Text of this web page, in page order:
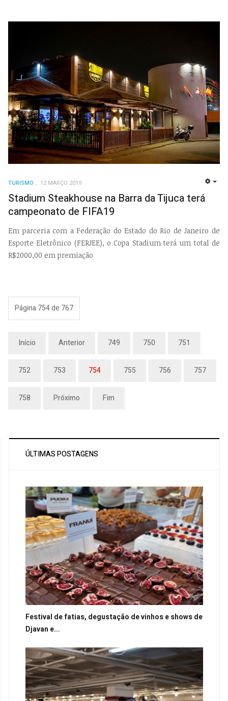
TURISMO 12 MARÇO 2019
Stadium Steakhouse na Barra da Tijuca terá
campeonato de FIFA19
Em parceria com a Federação do Estado do Rio de Janeiro de
Esporte Eletrônico (FERJEE), o Copa Stadium terá um total de
R$2000,00 em premiação
Página 754 de 767
Início Anterior 749 750 751
752 753 754 755 756 757
758 Próximo Fim
ÚLTIMAS POSTAGENS
Festival de fatias, degustação de vinhos e shows de
Djavan e...